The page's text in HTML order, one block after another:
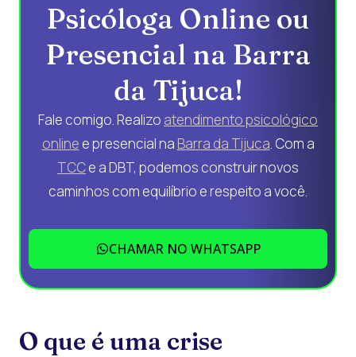
Psicóloga Online ou
Presencial na Barra
da Tijuca!
Fale comigo. Realizo atendimento psicológico
online e presencial na Barra da Tijuca . Com a
TCCe a DBT, podemos construir novos
caminhos com equilíbrio e respeito a você.
CHAMAR NO WHATSAPP
O que é uma crise